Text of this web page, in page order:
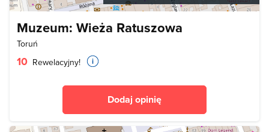
Muzeum: Wieża Ratuszowa
Toruń
10 Rewelacyjny!
Dodaj opinię